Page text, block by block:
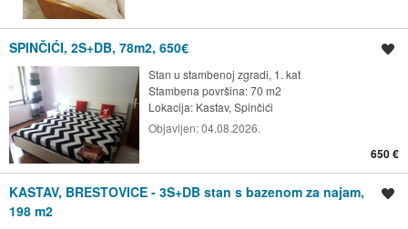
SPINČIĆI, 2S+DB, 78m2, 650€
Stan u stambenoj zgradi, 1. kat
Stambena površina: 70 m2
Lokacija: Kastav, Spinčići
Objavljen:04.08.2026.
650 €
KASTAV, BRESTOVICE - 3S+DB stan s bazenom za najam,
198 m2